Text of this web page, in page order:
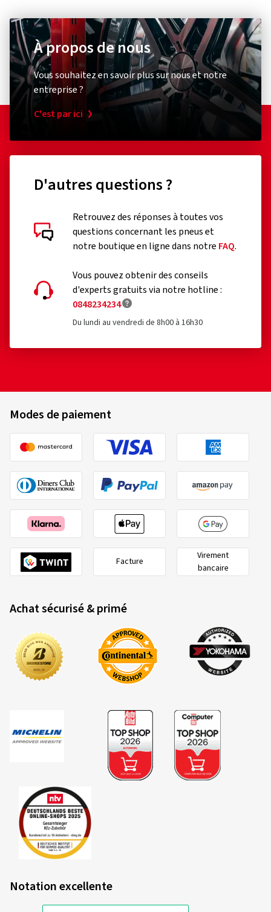
À propos de nous
Vous souhaitez en savoir plus sur nous et notre
entreprise ?
C'est par ici
D'autres questions ?
Retrouvez des réponses à toutes vos
questions concernant les pneus et
notre boutique en ligne dans notre FAQ.
Vous pouvez obtenir des conseils
d'experts gratuits via notre hotline :
0848234234
Du lundi au vendredi de 8h00 à 16h30
Modes de paiement
Facture
Virement
bancaire
Achat sécurisé & primé
Notation excellente